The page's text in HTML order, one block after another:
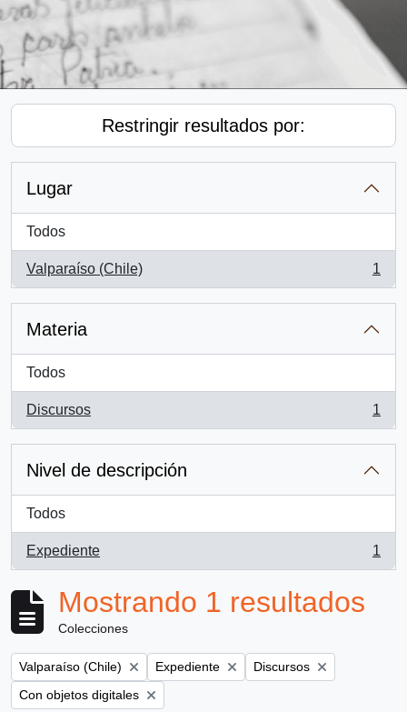
Restringir resultados por:
Lugar
Todos
Valparaíso (Chile)
, 1 resultados
1
Materia
Todos
Discursos
, 1 resultados
1
Nivel de descripción
Todos
Expediente
, 1 resultados
1
Mostrando 1 resultados
Colecciones
Remove filter:
Valparaíso (Chile) Remove filter:
Expediente Remove filter:
Discursos
Remove filter:
Con objetos digitales